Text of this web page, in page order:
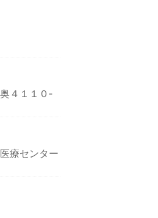
４１１０‐
療センター